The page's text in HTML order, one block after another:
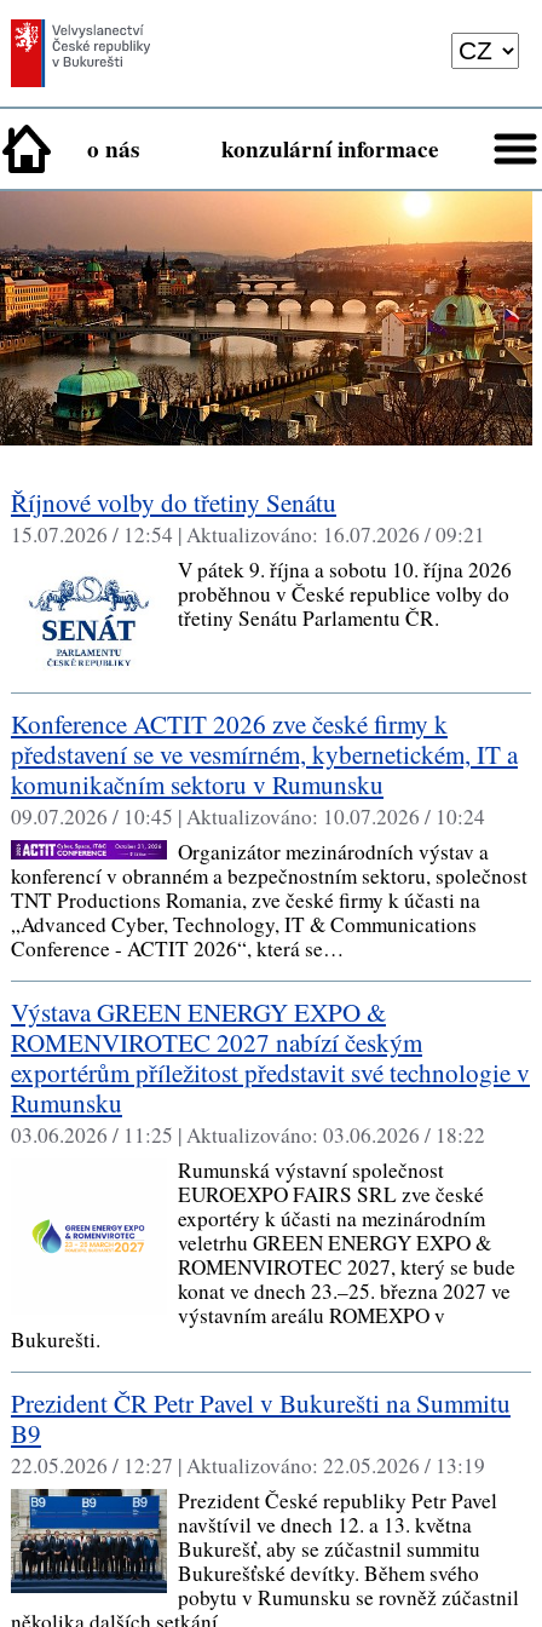
o nás konzulární informace
Říjnové volby do třetiny Senátu
15.07.2026 / 12:54 |Aktualizováno: 16.07.2026 / 09:21
V pátek 9. října a sobotu 10. října 2026
proběhnou v České republice volby do
třetiny Senátu Parlamentu ČR.
Konference ACTIT 2026 zve české firmy k
představení se ve vesmírném, kybernetickém, IT a
komunikačním sektoru v Rumunsku
09.07.2026 / 10:45 |Aktualizováno: 10.07.2026 / 10:24
Organizátor mezinárodních výstav a
konferencí v obranném a bezpečnostním sektoru, společnost
TNT Productions Romania, zve české firmy k účasti na
„Advanced Cyber, Technology, IT & Communications
Conference - ACTIT 2026“, která se…
Výstava GREEN ENERGY EXPO &
ROMENVIROTEC 2027 nabízí českým
exportérům příležitost představit své technologie v
Rumunsku
03.06.2026 / 11:25 |Aktualizováno: 03.06.2026 / 18:22
Rumunská výstavní společnost
EUROEXPO FAIRS SRL zve české
exportéry k účasti na mezinárodním
veletrhu GREEN ENERGY EXPO &
ROMENVIROTEC 2027, který se bude
konat ve dnech 23.–25. března 2027 ve
výstavním areálu ROMEXPO v
Bukurešti.
Prezident ČR Petr Pavel v Bukurešti na Summitu
B9
22.05.2026 / 12:27 |Aktualizováno: 22.05.2026 / 13:19
Prezident České republiky Petr Pavel
navštívil ve dnech 12. a 13. května
Bukurešť, aby se zúčastnil summitu
Bukurešťské devítky. Během svého
pobytu v Rumunsku se rovněž zúčastnil
několika dalších setkání.